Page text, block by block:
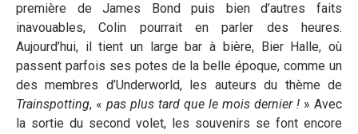
première de James Bond puis bien d’autres faits
inavouables, Colin pourrait en parler des heures.
Aujourd’hui, il tient un large bar à bière, Bier Halle, où
passent parfois ses potes de la belle époque, comme un
des membres d’Underworld, les auteurs du thème de
Trainspotting, « pas plus tard que le mois dernier ! » Avec
la sortie du second volet, les souvenirs se font encore